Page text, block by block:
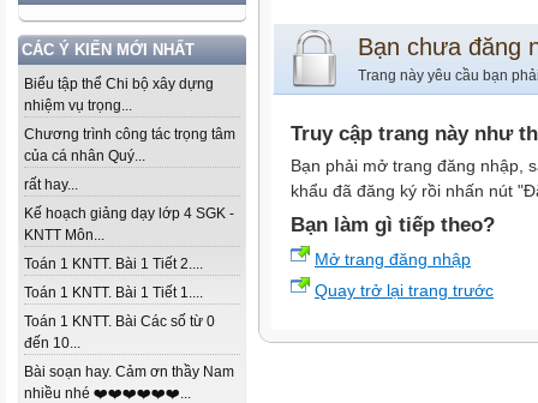
CÁC Ý KIẾN MỚI NHẤT
Biểu tập thể Chi bộ xây dựng
nhiệm vụ trọng...
Chương trình công tác trọng tâm
của cá nhân Quý...
rất hay...
Kế hoạch giảng dạy lớp 4 SGK -
KNTT Môn...
Toán 1 KNTT. Bài 1 Tiết 2....
Toán 1 KNTT. Bài 1 Tiết 1....
Toán 1 KNTT. Bài Các số từ 0
đến 10...
Bài soạn hay. Cảm ơn thầy Nam
nhiều nhé ❤️❤️❤️❤️❤️❤️...
Bạn chưa đăng
Trang này yêu cầu bạn
Truy cập trang này như
Bạn phải mở trang đăng nhập,
khẩu đã đăng ký rồi nhấn nút
Bạn làm gì tiếp theo?
Mở trang đăng nhập
Quay trở lại trang trước